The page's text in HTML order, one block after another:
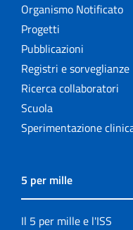
Organismo Notificato
Progetti
Pubblicazioni
Registri e sorveglianze
Ricerca collaboratori
Scuola
Sperimentazione
5 per mille
Il 5 per mille e l'ISS